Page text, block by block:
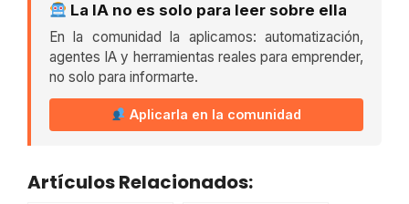
La IA no es solo para leer sobre ella
En la comunidad la aplicamos: automatización,
agentes IA y herramientas reales para emprender,
no solo para informarte.
Aplicarla en la comunidad
Artículos Relacionados: